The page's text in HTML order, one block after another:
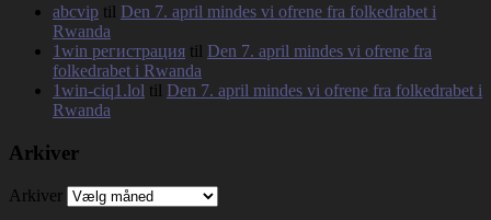
abcvip til Den 7. april mindes vi ofrene fra folkedrabet i
Rwanda
1win регистрация til Den 7. april mindes vi ofrene fra
folkedrabet i Rwanda
1win-ciq1.lol til Den 7. april mindes vi ofrene fra folkedrabet i
Rwanda
Arkiver
Arkiver